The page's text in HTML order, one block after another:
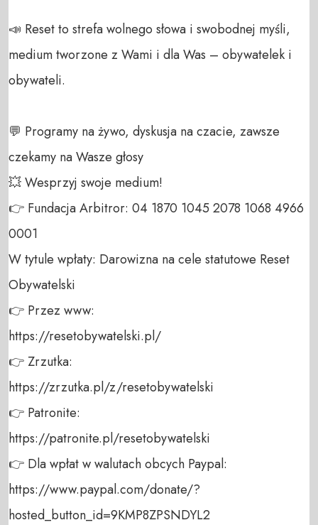
📣 Reset to strefa wolnego słowa i swobodnej myśli,
medium tworzone z Wami i dla Was – obywatelek i
obywateli.
💬 Programy na żywo, dyskusja na czacie, zawsze
czekamy na Wasze głosy
💥 Wesprzyj swoje medium!
👉 Fundacja Arbitror: 04 1870 1045 2078 1068 4966
0001
W tytule wpłaty: Darowizna na cele statutowe Reset
Obywatelski
👉 Przez www:
https://resetobywatelski.pl/
👉 Zrzutka:
https://zrzutka.pl/z/resetobywatelski
👉 Patronite:
https://patronite.pl/resetobywatelski
👉 Dla wpłat w walutach obcych Paypal:
https://www.paypal.com/donate/?
hosted_button_id=9KMP8ZPSNDYL2